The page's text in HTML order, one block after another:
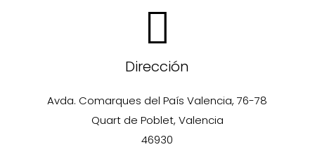
Dirección
Avda. Comarques del País Valencia, 76-78
Quart de Poblet, Valencia
46930